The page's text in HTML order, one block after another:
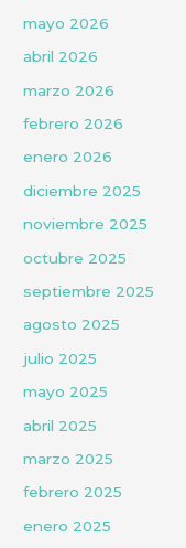
mayo 2026
abril 2026
marzo 2026
febrero 2026
enero 2026
diciembre 2025
noviembre 2025
octubre 2025
septiembre 2025
agosto 2025
julio 2025
mayo 2025
abril 2025
marzo 2025
febrero 2025
enero 2025